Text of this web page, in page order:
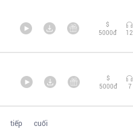
$
5000đ
12
$
5000đ
7
tiếp cuối